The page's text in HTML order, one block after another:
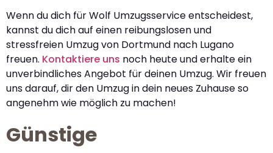
Wenn du dich für Wolf Umzugsservice entscheidest,
kannst du dich auf einen reibungslosen und
stressfreien Umzug von Dortmund nach Lugano
freuen. Kontaktiere uns noch heute und erhalte ein
unverbindliches Angebot für deinen Umzug. Wir freuen
uns darauf, dir den Umzug in dein neues Zuhause so
angenehm wie möglich zu machen!
Günstige